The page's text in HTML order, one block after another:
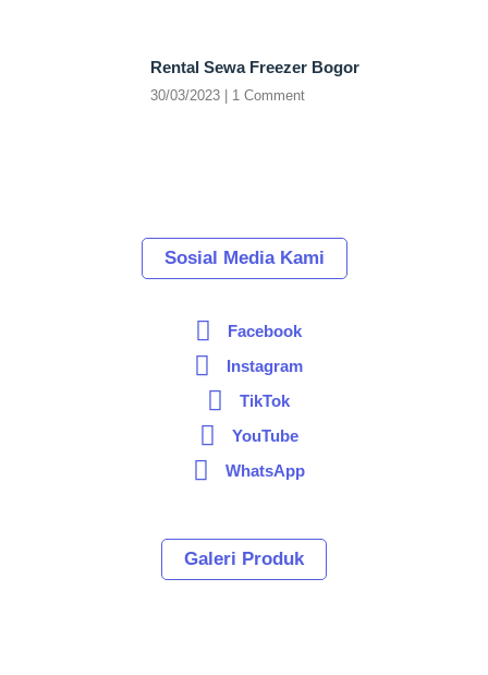
Rental Sewa Freezer Bogor
30/03/2023 1 Comment
Sosial Media Kami
Facebook
Instagram
TikTok
YouTube
WhatsApp
Galeri Produk